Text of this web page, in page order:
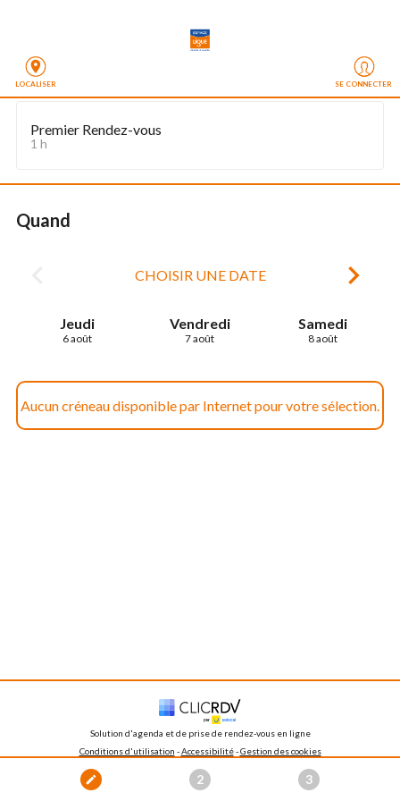
LOCALISER SE CONNECTER
2 3
Premier Rendez-vous
1 h
Quand
CHOISIR UNE DATE
Jeudi
6 août
Vendredi
7 août
Samedi
8 août
Aucun créneau disponible par Internet pour votre sélection.
Solution d'agenda et de prise de rendez-vous en ligne
Conditions d'utilisation - Accessibilité - Gestion des cookies
2006 - 2026